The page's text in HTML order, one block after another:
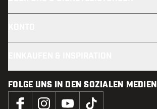
FOLGE UNS IN DEN SOZIALEN MEDIEN